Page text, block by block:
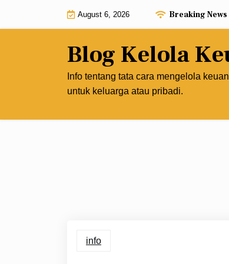
August 6, 2026 Breaking News
Kelola Keuanganmu agar Penghasilan
Blog Kelola
Info tentang tata cara mengelola
untuk keluarga atau pribadi.
info